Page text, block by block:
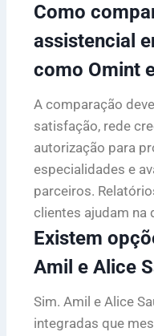
Como
assistencial
como Omint
A comparação
satisfação, rede
autorização para
especialidades e
parceiros.
clientes ajudam na
Existem
Amil e Alice
Sim. Amil e Alice
integradas que